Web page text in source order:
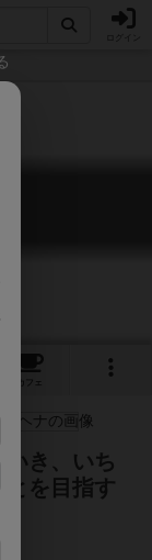
カフェ
いき、いち
とを目指す